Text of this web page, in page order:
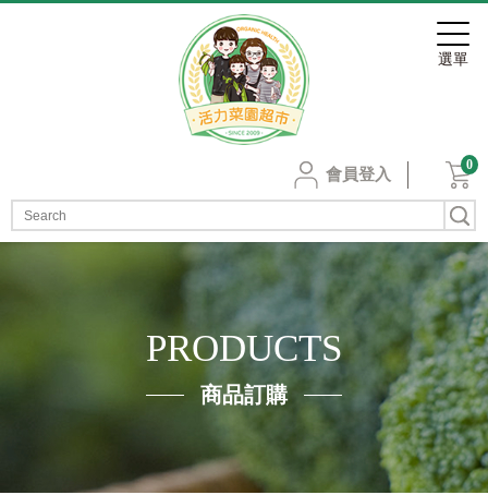
會員登入
0
PRODUCTS
商品訂購